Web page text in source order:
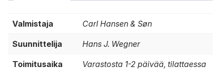
Valmistaja Carl Hansen & Søn
Suunnittelija Hans J. Wegner
Toimitusaika
Varastosta 1-2 päivää, tilattaessa